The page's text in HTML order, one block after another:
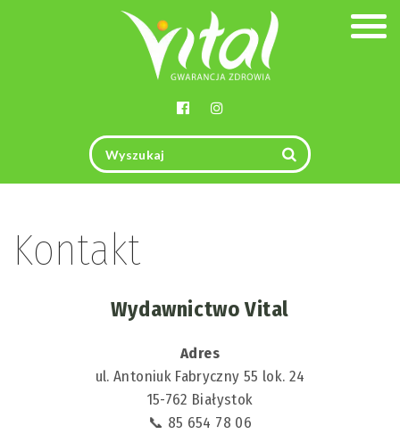
Kontakt
Wydawnictwo Vital
Adres
ul. Antoniuk Fabryczny 55 lok. 24
15-762 Białystok
📞 85 654 78 06